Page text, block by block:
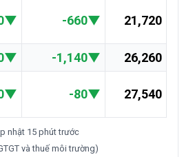
▼ -660▼ 21,720
▼ -1,140▼
26,260
▼ -80▼ 27,540
nhật 15 phút trước
và thuế môi trường)